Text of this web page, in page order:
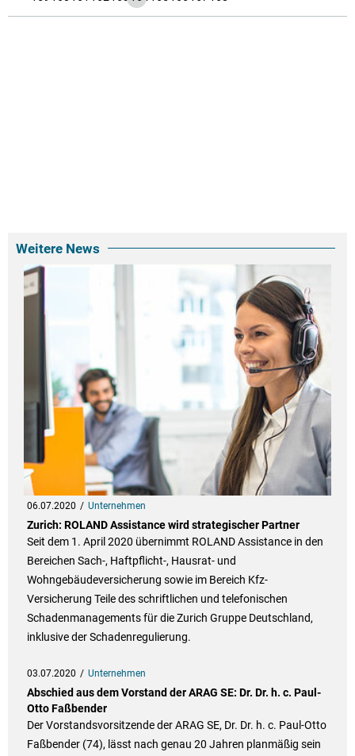
Weitere News
06.07.2020 Unternehmen
Zurich: ROLAND Assistance wird strategischer Partner
Seit dem 1. April 2020 übernimmt ROLAND Assistance in den
Bereichen Sach-, Haftpflicht-, Hausrat- und
Wohngebäudeversicherung sowie im Bereich Kfz-
Versicherung Teile des schriftlichen und telefonischen
Schadenmanagements für die Zurich Gruppe Deutschland,
inklusive der Schadenregulierung.
03.07.2020 Unternehmen
Abschied aus dem Vorstand der ARAG SE: Dr. Dr. h. c. Paul-
Otto Faßbender
Der Vorstandsvorsitzende der ARAG SE, Dr. Dr. h. c. Paul-Otto
Faßbender (74), lässt nach genau 20 Jahren planmäßig sein